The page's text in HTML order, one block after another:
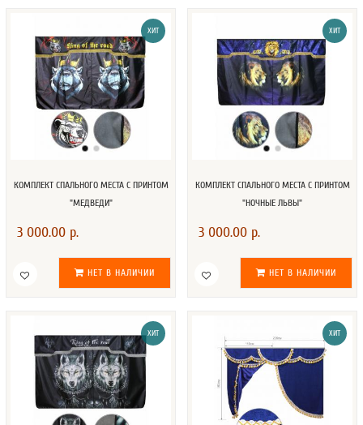
ХИТ
КОМПЛЕКТ СПАЛЬНОГО МЕСТА С ПРИНТОМ
"МЕДВЕДИ"
3 000.00 р.
НЕТ В НАЛИЧИИ
ХИТ
КОМПЛЕКТ СПАЛЬНОГО МЕСТА С ПРИНТОМ
"НОЧНЫЕ ЛЬВЫ"
3 000.00 р.
НЕТ В НАЛИЧИИ
ХИТ ХИТ